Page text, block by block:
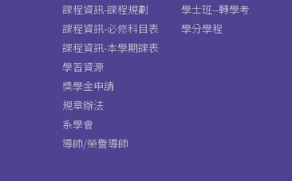
課程資訊-課程規劃
課程資訊-必修科目表
課程資訊-本學期課表
學習資源
獎學金申請
規章辦法
系學會
導師/榮譽導師
學士班--轉學考
學分學程